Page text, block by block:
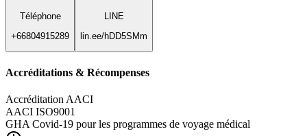
Téléphone
+66804915289
LINE
lin.ee/hDD5SMm
Accréditations & Récompenses
Accréditation AACI
AACI ISO9001
GHA Covid-19 pour les programmes de voyage médical